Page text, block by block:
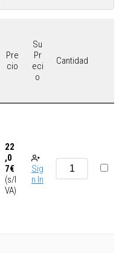
Pre
cio
Su
Pr
eci
o
Cantidad
22
,0
7€
(s/I
VA)
Sig
n In